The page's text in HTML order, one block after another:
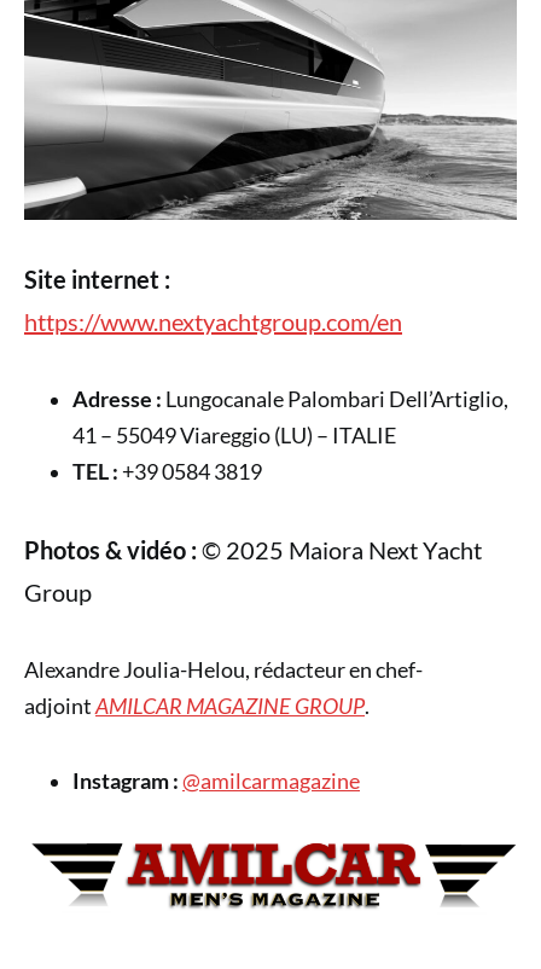
Site internet :
https://www.nextyachtgroup.com/en
Adresse : Lungocanale Palombari Dell’Artiglio,
41 – 55049 Viareggio (LU) – ITALIE
TEL : +39 0584 3819
Photos & vidéo :© 2025 Maiora Next Yacht
Group
Alexandre Joulia-Helou, rédacteur en chef-
adjointAMILCAR MAGAZINE GROUP.
Instagram :@amilcarmagazine